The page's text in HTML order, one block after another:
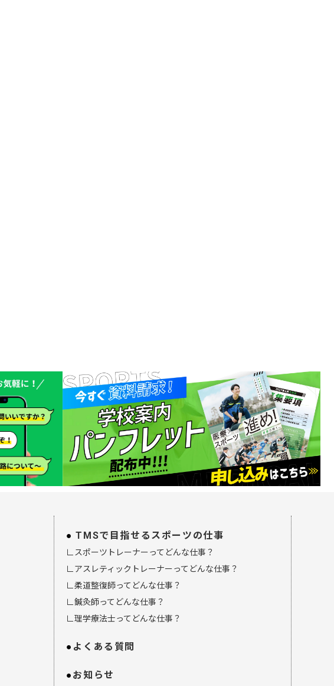
TMSで目指せるスポーツの仕事
∟スポーツトレーナーってどんな仕事？
∟アスレティックトレーナーってどんな仕事？
∟柔道整復師ってどんな仕事？
∟鍼灸師ってどんな仕事？
∟理学療法士ってどんな仕事？
よくある質問
お知らせ